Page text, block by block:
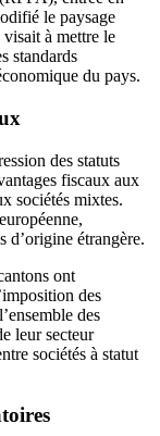
le paysage
à mettre le
standards
du pays.
des statuts
fiscaux aux
sociétés mixtes.
d’origine étrangère.
ont
des
des
leur secteur
sociétés à statut